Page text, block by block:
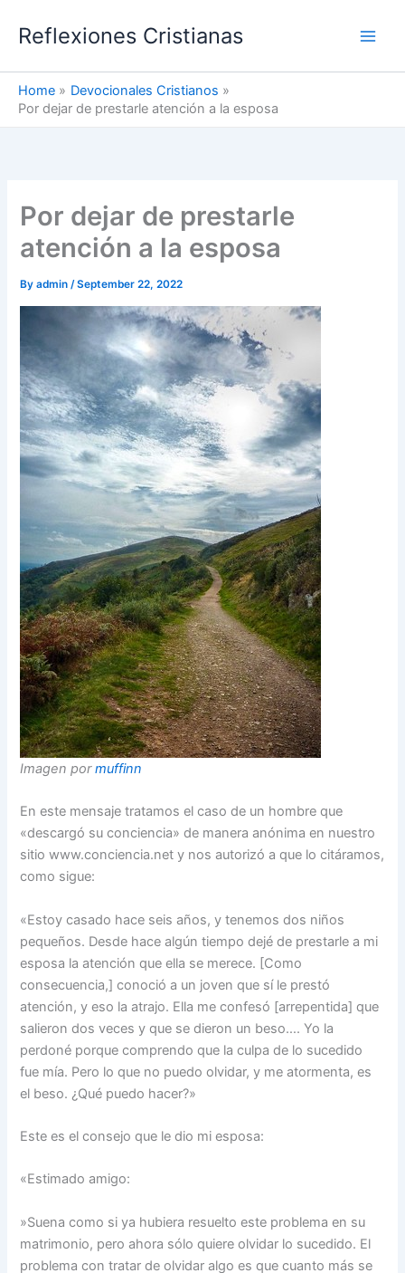
Reflexiones Cristianas
Home
Devocionales Cristianos
Por dejar de prestarle atención a la esposa
Por dejar de prestarle
atención a la esposa
Byadmin/September 22, 2022
Imagen pormuffinn
En este mensaje tratamos el caso de un hombre que
«descargó su conciencia» de manera anónima en nuestro
sitio www.conciencia.net y nos autorizó a que lo citáramos,
como sigue:
«Estoy casado hace seis años, y tenemos dos niños
pequeños. Desde hace algún tiempo dejé de prestarle a mi
esposa la atención que ella se merece. [Como
consecuencia,] conoció a un joven que sí le prestó
atención, y eso la atrajo. Ella me confesó [arrepentida] que
salieron dos veces y que se dieron un beso…. Yo la
perdoné porque comprendo que la culpa de lo sucedido
fue mía. Pero lo que no puedo olvidar, y me atormenta, es
el beso. ¿Qué puedo hacer?»
Este es el consejo que le dio mi esposa:
«Estimado amigo:
»Suena como si ya hubiera resuelto este problema en su
matrimonio, pero ahora sólo quiere olvidar lo sucedido. El
problema con tratar de olvidar algo es que cuanto más se